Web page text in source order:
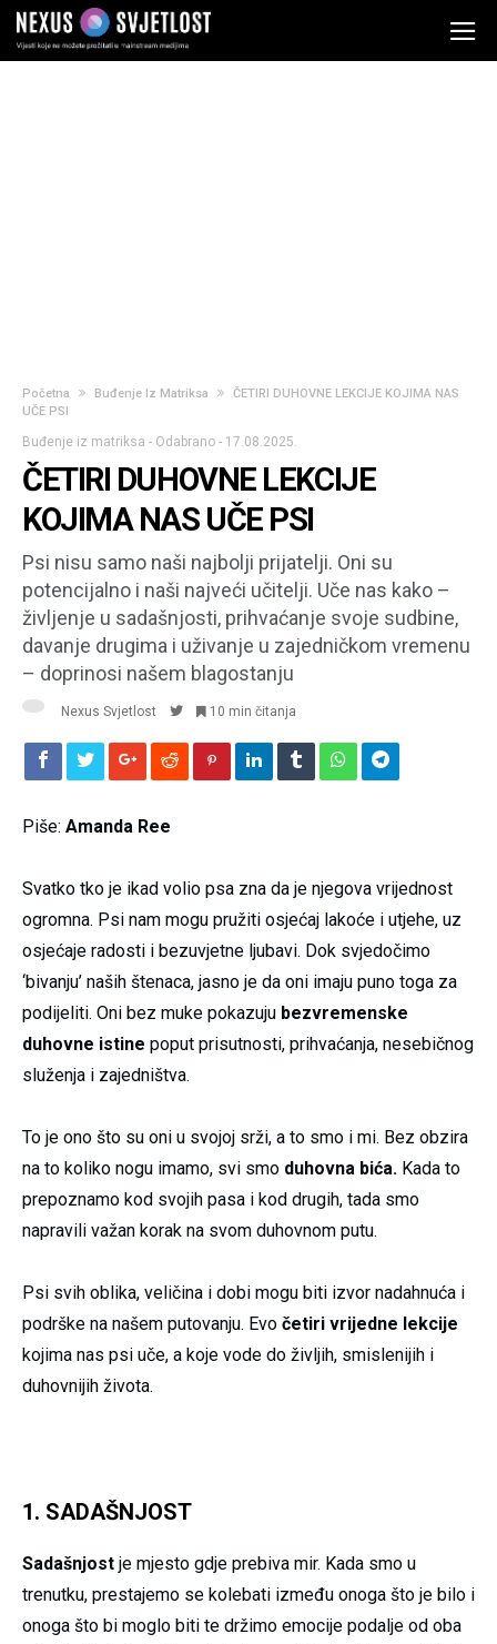
Početna Buđenje Iz Matriksa
ČETIRI DUHOVNE LEKCIJE KOJIMA NAS
UČE PSI
Buđenje iz matriksa - Odabrano - 17.08.2025.
ČETIRI DUHOVNE LEKCIJE
KOJIMA NAS UČE PSI
Psi nisu samo naši najbolji prijatelji. Oni su
potencijalno i naši najveći učitelji. Uče nas kako –
življenje u sadašnjosti, prihvaćanje svoje sudbine,
davanje drugima i uživanje u zajedničkom vremenu
– doprinosi našem blagostanju
Nexus Svjetlost 10 min čitanja
Piše: Amanda Ree
Svatko tko je ikad volio psa zna da je njegova vrijednost
ogromna. Psi nam mogu pružiti osjećaj lakoće i utjehe, uz
osjećaje radosti i bezuvjetne ljubavi. Dok svjedočimo
‘bivanju’ naših štenaca, jasno je da oni imaju puno toga za
podijeliti. Oni bez muke pokazuju bezvremenske
duhovne istine poput prisutnosti, prihvaćanja, nesebičnog
služenja i zajedništva.
To je ono što su oni u svojoj srži, a to smo i mi. Bez obzira
na to koliko nogu imamo, svi smo duhovna bića. Kada to
prepoznamo kod svojih pasa i kod drugih, tada smo
napravili važan korak na svom duhovnom putu.
Psi svih oblika, veličina i dobi mogu biti izvor nadahnuća i
podrške na našem putovanju. Evo četiri vrijedne lekcije
kojima nas psi uče, a koje vode do življih, smislenijih i
duhovnijih života.
1. SADAŠNJOST
Sadašnjost je mjesto gdje prebiva mir. Kada smo u
trenutku, prestajemo se kolebati između onoga što je bilo i
onoga što bi moglo biti te držimo emocije podalje od oba